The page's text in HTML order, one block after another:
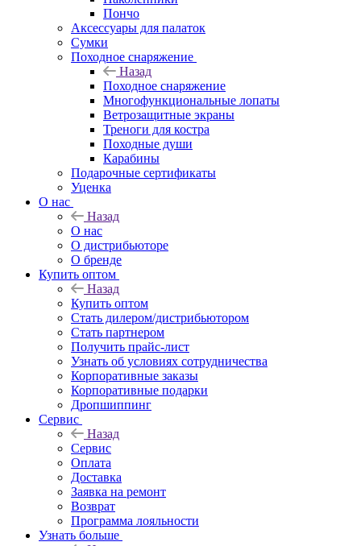
Пончо
Аксессуары для палаток
Сумки
Походное снаряжение
Назад
Походное снаряжение
Многофункциональные лопаты
Ветрозащитные экраны
Треноги для костра
Походные души
Карабины
Подарочные сертификаты
Уценка
О нас
Назад
О нас
О дистрибьюторе
О бренде
Купить оптом
Назад
Купить оптом
Стать дилером/дистрибьютором
Стать партнером
Получить прайс-лист
Узнать об условиях сотрудничества
Корпоративные заказы
Корпоративные подарки
Дропшиппинг
Сервис
Назад
Сервис
Оплата
Доставка
Заявка на ремонт
Возврат
Программа лояльности
Узнать больше